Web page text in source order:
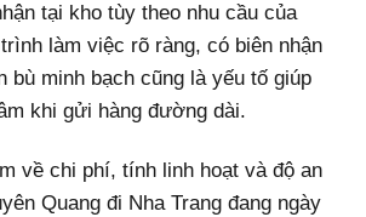
tại kho tùy theo nhu cầu của
làm việc rõ ràng, có biên nhận
bù minh bạch cũng là yếu tố giúp
khi gửi hàng đường dài.
về chi phí, tính linh hoạt và độ an
Quang đi Nha Trang đang ngày